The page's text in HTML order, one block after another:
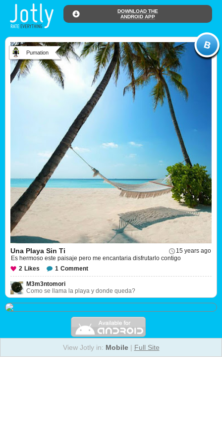
DOWNLOAD THE
ANDROID APP
Pumation
15 years ago
Una Playa Sin Ti
Es hermoso este paisaje pero me encantaria disfrutarlo contigo
2 Likes 1 Comment
M3m3ntomori
Como se llama la playa y donde queda?
View Jotly in: Mobile| Full Site